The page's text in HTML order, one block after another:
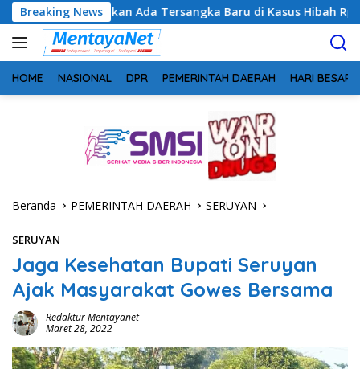
Langsung
ke
konten
Breaking News
Ada Tersangka Baru di Kasus Hibah Rp40 Miliar
HOME NASIONAL DPR PEMERINTAH DAERAH HARI BESAR
Beranda PEMERINTAH DAERAH SERUYAN
SERUYAN
Jaga Kesehatan Bupati Seruyan
Ajak Masyarakat Gowes Bersama
Redaktur Mentayanet
Maret 28, 2022